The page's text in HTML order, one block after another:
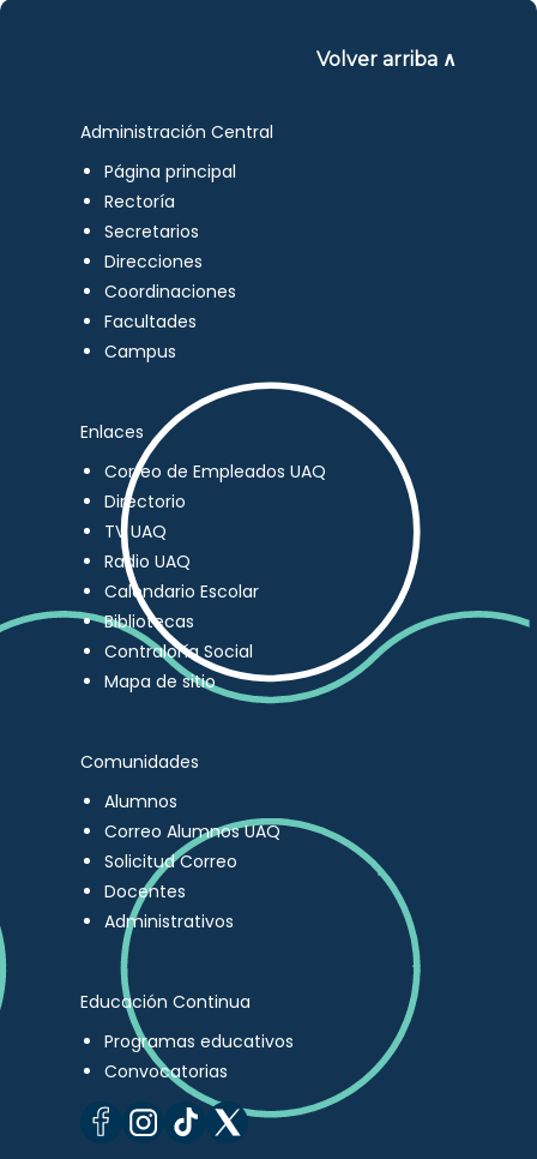
Volver arriba ∧
Administración Central
Página principal
Rectoría
Secretarios
Direcciones
Coordinaciones
Facultades
Campus
Enlaces
Correo de Empleados UAQ
Directorio
TV UAQ
Radio UAQ
Calendario Escolar
Bibliotecas
Contraloría Social
Mapa de sitio
Comunidades
Alumnos
Correo Alumnos UAQ
Solicitud Correo
Docentes
Administrativos
Educación Continua
Programas educativos
Convocatorias